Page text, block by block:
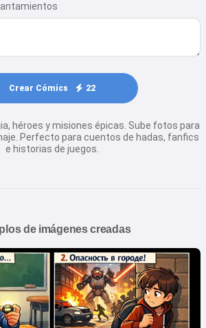
Crear Cómics 22
héroes y misiones épicas. Sube fotos para
Perfecto para cuentos de hadas, fanfics
e historias de juegos.
de imágenes creadas